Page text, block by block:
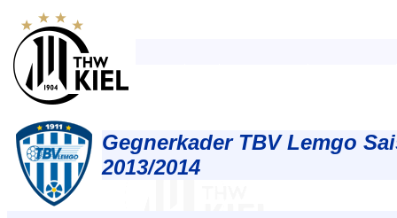
Gegnerkader TBV Lemgo
2013/2014